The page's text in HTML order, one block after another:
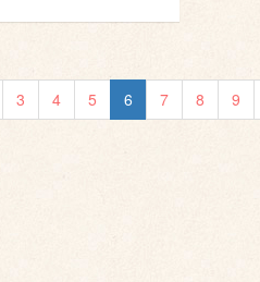
3 4 5 6 7 8 9